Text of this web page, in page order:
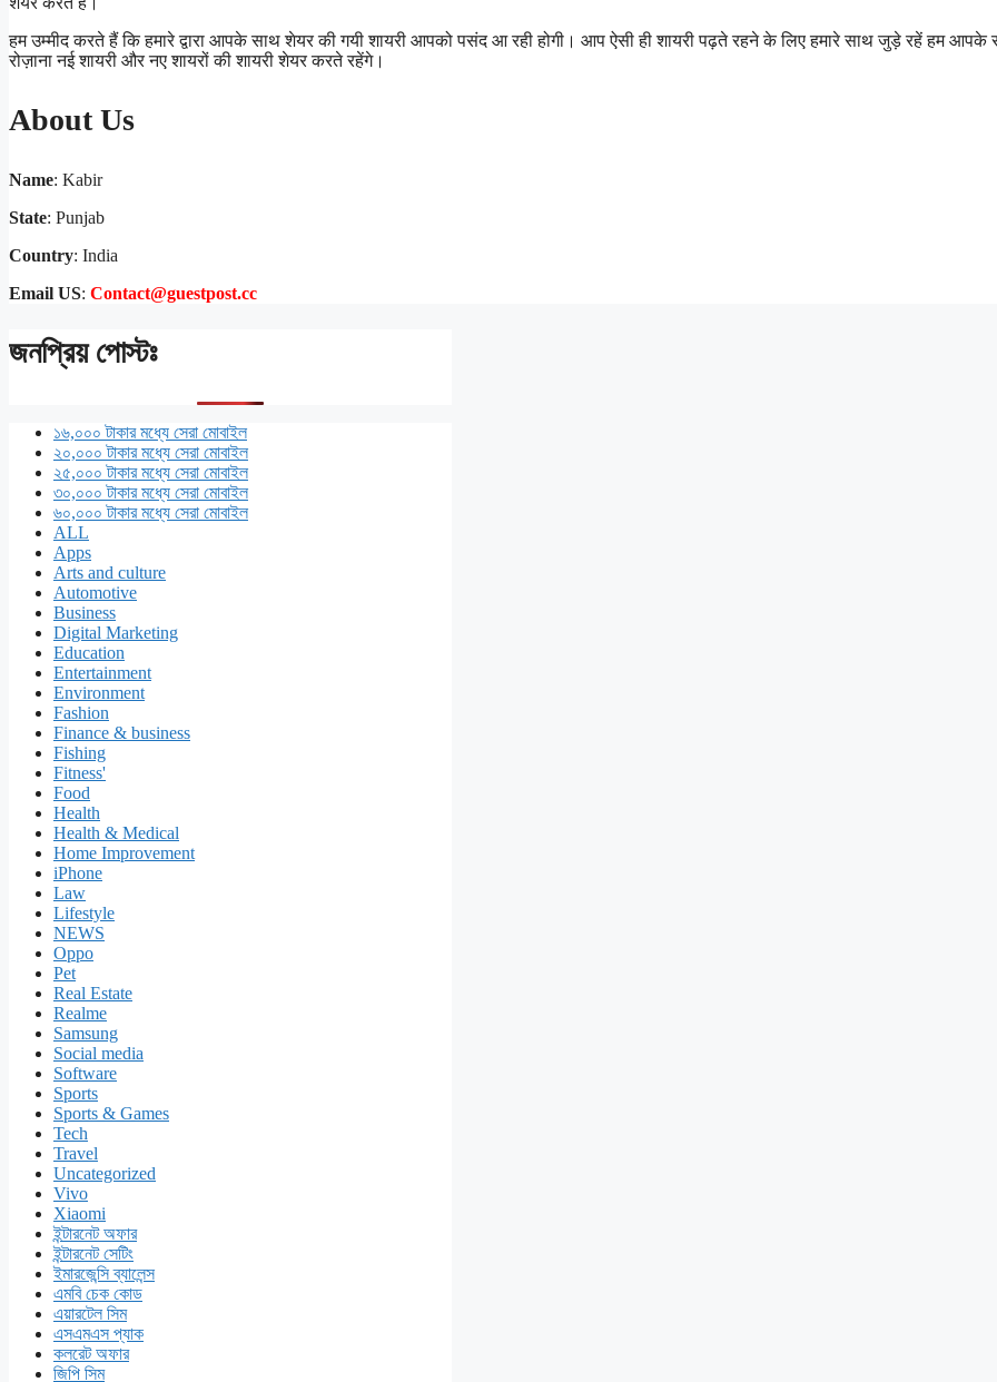
हम उम्मीद करते हैं कि हमारे द्वारा आपके साथ शेयर की गयी शायरी आपको पसंद आ रही होगी। आप ऐसी ही शायरी पढ़ते रहने के लिए हमारे साथ जुड़े रहें हम आपके
रोज़ाना नई शायरी और नए शायरों की शायरी शेयर करते रहेंगे।
About Us
Name: Kabir
State: Punjab
Country: India
Email US: Contact@guestpost.cc
জনপ্রিয় পোস্টঃ
১৬,০০০ টাকার মধ্যে সেরা মোবাইল
২০,০০০ টাকার মধ্যে সেরা মোবাইল
২৫,০০০ টাকার মধ্যে সেরা মোবাইল
৩০,০০০ টাকার মধ্যে সেরা মোবাইল
৬০,০০০ টাকার মধ্যে সেরা মোবাইল
ALL
Apps
Arts and culture
Automotive
Business
Digital Marketing
Education
Entertainment
Environment
Fashion
Finance & business
Fishing
Fitness'
Food
Health
Health & Medical
Home Improvement
iPhone
Law
Lifestyle
NEWS
Oppo
Pet
Real Estate
Realme
Samsung
Social media
Software
Sports
Sports & Games
Tech
Travel
Uncategorized
Vivo
Xiaomi
ইন্টারনেট অফার
ইন্টারনেট সেটিং
ইমারজেন্সি ব্যালেন্স
এমবি চেক কোড
এয়ারটেল সিম
এসএমএস প্যাক
কলরেট অফার
জিপি সিম